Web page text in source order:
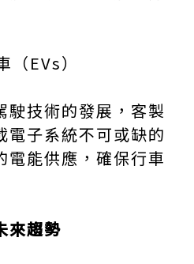
EVs）
駛技術的發展，客製
電子系統不可或缺的
電能供應，確保行車
來趨勢